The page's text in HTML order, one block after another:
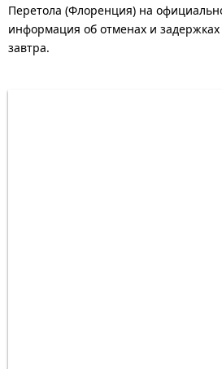
Перетола (Флоренция) на
информация об отменах и задержках
завтра.